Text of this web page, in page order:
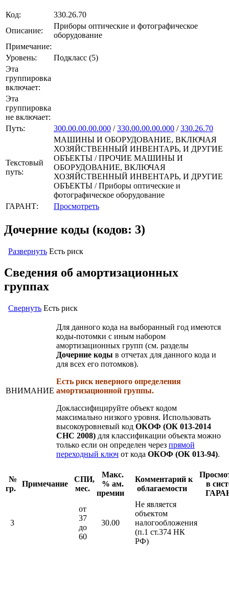
Код:
330.26.70
Описание:
Приборы оптические и фотографическое
оборудование
Примечание:
Уровень:
Подкласс (5)
Эта
группировка
включает:
Эта
группировка
не включает:
Путь:
300.00.00.00.000 /330.00.00.00.000 /330.26.70
Текстовый
путь:
МАШИНЫ И ОБОРУДОВАНИЕ, ВКЛЮЧАЯ
ХОЗЯЙСТВЕННЫЙ ИНВЕНТАРЬ, И ДРУГИЕ
ОБЪЕКТЫ / ПРОЧИЕ МАШИНЫ И
ОБОРУДОВАНИЕ, ВКЛЮЧАЯ
ХОЗЯЙСТВЕННЫЙ ИНВЕНТАРЬ, И ДРУГИЕ
ОБЪЕКТЫ / Приборы оптические и
фотографическое оборудование
ГАРАНТ:
Просмотреть
Дочерние коды (кодов: 3)
Развернуть Есть риск
Сведения об амортизационных
группах
Свернуть Есть риск
ВНИМАНИЕ
Для данного кода на выборанный год имеются
коды-потомки с иным набором
амортизационных групп (см. разделы
Дочерние коды в отчетах для данного кода и
для всех его потомков).
Есть риск неверного определения
амортизационной группы.
Доклассифицируйте объект кодом
максимально низкого уровня. Использовать
высокоуровневый код ОКОФ (ОК 013-2014
СНС 2008) для классификации объекта можно
только если он определен через прямой
переходный ключ от кода ОКОФ (ОК 013-94).
№
гр.
Примечание
СПИ,
мес.
Макс.
% ам.
премии
Комментарий к
облагаемости
в
3
от
37
до
60
30.00
Не является
объектом
налогообложения
(п.1 ст.374 НК
РФ)